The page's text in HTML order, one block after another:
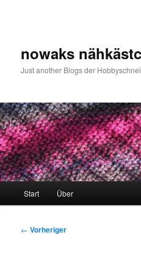
nowaks
Just another Blogs der
Start Über
Beitragsnavigation
← Vorheriger